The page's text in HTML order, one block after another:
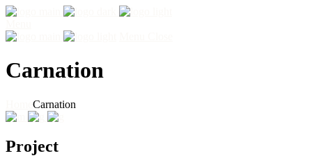
Carnation
Carnation
Project